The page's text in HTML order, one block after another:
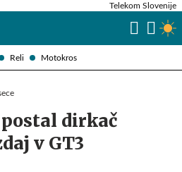
Reli Motokros
Telekom Slovenije
dirkač
v GT3